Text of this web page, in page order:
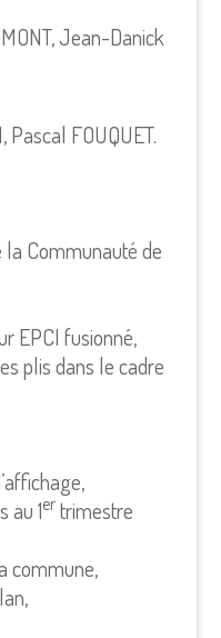
Jean-Danick
Pascal FOUQUET.
Communauté de
EPCI fusionné,
plis dans le cadre
au 1ertrimestre
commune,